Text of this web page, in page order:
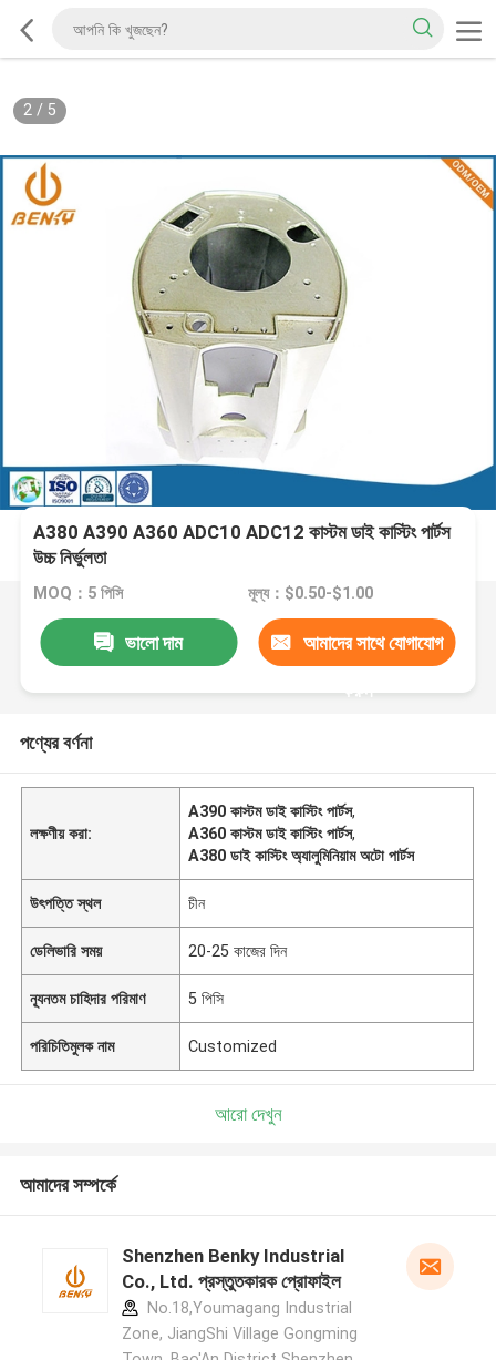
2/ 5
A380 A390 A360 ADC10 ADC12 কাস্টম ডাই কাস্টিং পার্টস
উচ্চ নির্ভুলতা
MOQ：5 পিসি মূল্য：$0.50-$1.00
ভালো দাম আমাদের সাথে যোগাযোগ
করুন
পণ্যের বর্ণনা
লক্ষণীয় করা:
A390 কাস্টম ডাই কাস্টিং পার্টস,
A360 কাস্টম ডাই কাস্টিং পার্টস,
A380 ডাই কাস্টিং অ্যালুমিনিয়াম অটো পার্টস
উৎপত্তি স্থল চীন
ডেলিভারি সময় 20-25 কাজের দিন
ন্যূনতম চাহিদার পরিমাণ 5 পিসি
পরিচিতিমুলক নাম Customized
আরো দেখুন
আমাদের সম্পর্কে
Shenzhen Benky Industrial
Co., Ltd. প্রস্তুতকারক প্রোফাইল
No.18,Youmagang Industrial
Zone, JiangShi Village Gongming